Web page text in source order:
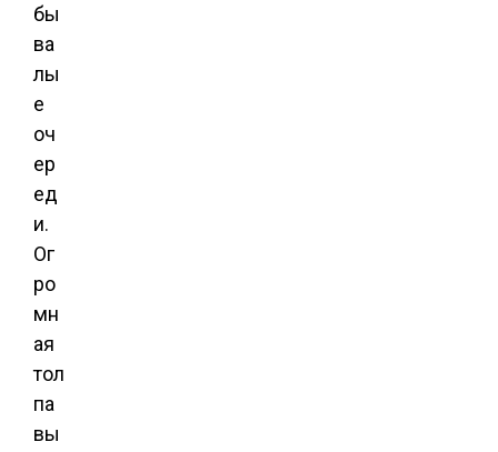
бы
ва
лы
е
оч
ер
ед
и.
Ог
ро
мн
ая
тол
па
вы